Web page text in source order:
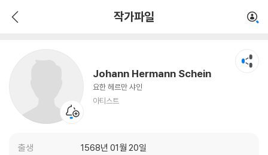
작가파일
Johann Hermann Schein
요한 헤르만 샤인
아티스트
출생
1568년 01월 20일